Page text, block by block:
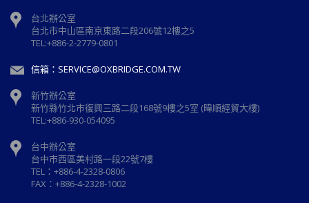
台北辦公室
台北市中山區南京東路二段206號12樓之5
TEL:+886-2-2779-0801
信箱：SERVICE@OXBRIDGE.COM.TW
新竹辦公室
新⽵縣⽵北市復興三路⼆段168號9樓之5室 (暐順經貿大樓)
TEL:+886-930-054095
台中辦公室
台中市西區美村路一段22號7樓
TEL：+886-4-2328-0806
FAX：+886-4-2328-1002